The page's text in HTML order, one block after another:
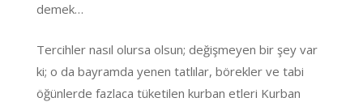
demek…
Tercihler nasıl olursa olsun; değişmeyen bir şey var
ki; o da bayramda yenen tatlılar, börekler ve tabi
öğünlerde fazlaca tüketilen kurban etleri Kurban